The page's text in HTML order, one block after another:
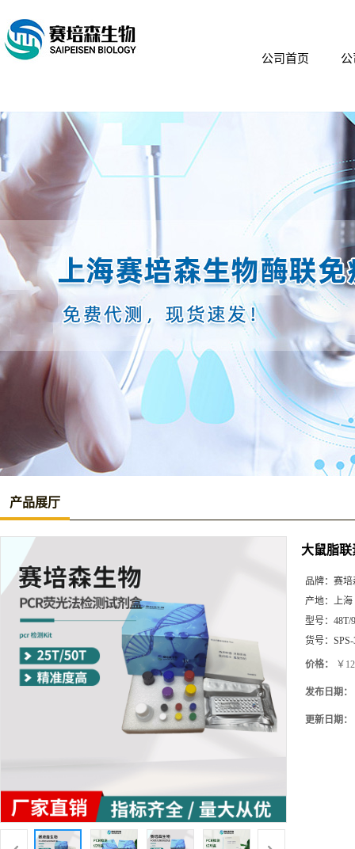
公司首页
产品展厅
大鼠脂联
品牌： 赛培
产地： 上海
型号： 48T/
货号：
价格： ￥
发布日期：
更新日期：